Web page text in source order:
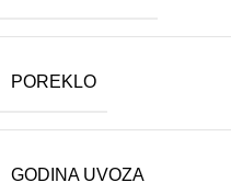
POREKLO
GODINA UVOZA